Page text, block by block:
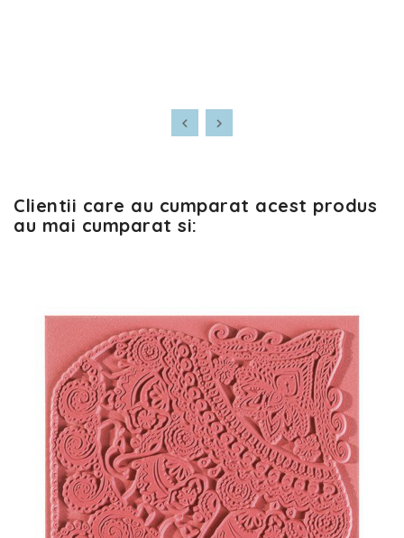
Clientii care au cumparat acest produs
au mai cumparat si: